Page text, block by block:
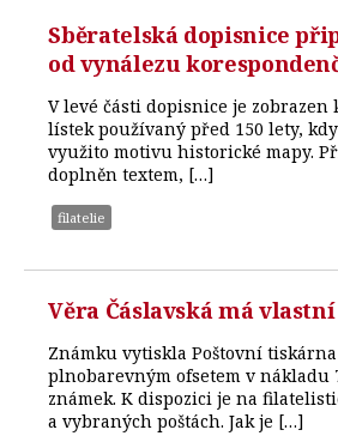
Sběratelská dopisnice
od vynálezu
V levé části dopisnice je
lístek používaný před 150 lety,
využito motivu historické mapy.
doplněn textem, […]
filatelie
Věra Čáslavská má
Známku vytiskla Poštovní
plnobarevným ofsetem v nákladu
známek. K dispozici je na
a vybraných poštách. Jak je […]